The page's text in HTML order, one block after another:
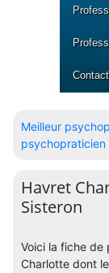
Contact
Meilleur
Havret
Sisteron
Voici la fiche
Charlotte dont